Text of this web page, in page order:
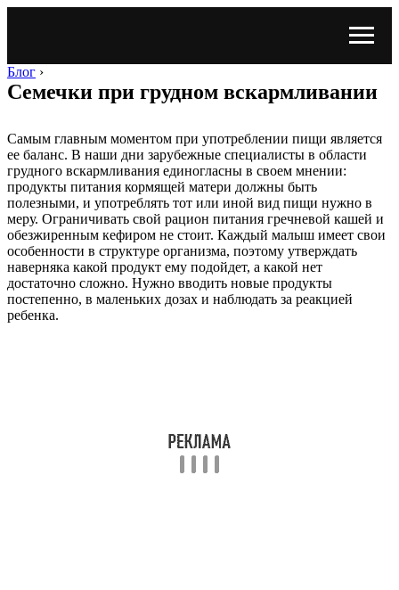
Блог ›
Семечки при грудном вскармливании
Самым главным моментом при употреблении пищи является
ее баланс. В наши дни зарубежные специалисты в области
грудного вскармливания единогласны в своем мнении:
продукты питания кормящей матери должны быть
полезными, и употреблять тот или иной вид пищи нужно в
меру. Ограничивать свой рацион питания гречневой кашей и
обезжиренным кефиром не стоит. Каждый малыш имеет свои
особенности в структуре организма, поэтому утверждать
наверняка какой продукт ему подойдет, а какой нет
достаточно сложно. Нужно вводить новые продукты
постепенно, в маленьких дозах и наблюдать за реакцией
ребенка.